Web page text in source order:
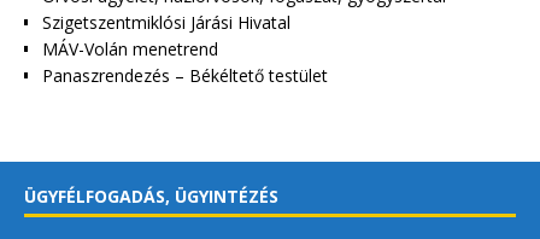
Szigetszentmiklósi Járási Hivatal
MÁV-Volán menetrend
Panaszrendezés – Békéltető testület
ÜGYFÉLFOGADÁS, ÜGYINTÉZÉS